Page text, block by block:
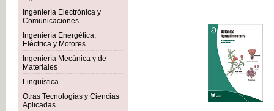
Ingeniería Electrónica y
Comunicaciones
Ingeniería Energética,
Eléctrica y Motores
Ingeniería Mecánica y de
Materiales
Lingüística
Otras Tecnologías y Ciencias
Aplicadas
IVA